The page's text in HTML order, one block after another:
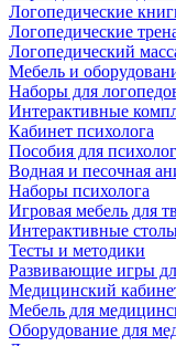
Логопедические
Логопедические
Логопедический
Мебель и
Наборы для
Интерактивные
Кабинет психолога
Пособия для
Водная и песочная
Наборы психолога
Игровая мебель для
Интерактивные
Тесты и методики
Развивающие игры
Медицинский
Мебель для
Оборудование для